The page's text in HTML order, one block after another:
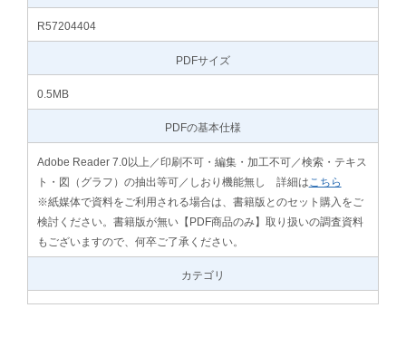
R57204404
PDFサイズ
0.5MB
PDFの基本仕様
Adobe Reader 7.0以上／印刷不可・編集・加工不可／検索・テキス
ト・図（グラフ）の抽出等可／しおり機能無し 詳細はこちら
※紙媒体で資料をご利用される場合は、書籍版とのセット購入をご
検討ください。書籍版が無い【PDF商品のみ】取り扱いの調査資料
もございますので、何卒ご了承ください。
カテゴリ